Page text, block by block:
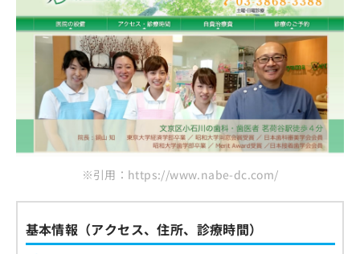
※引用：https://www.nabe-dc.com/
基本情報（アクセス、住所、診療時間）